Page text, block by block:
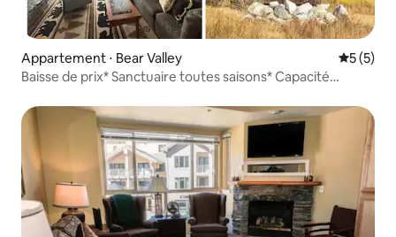
Appartement ⋅ Bear Valley
5 (5)
Baisse de prix* Sanctuaire toutes saisons* Capacité